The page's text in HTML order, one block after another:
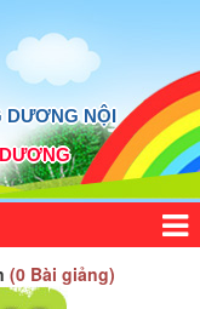
DƯƠNG NỘI
(0 Bài giảng)